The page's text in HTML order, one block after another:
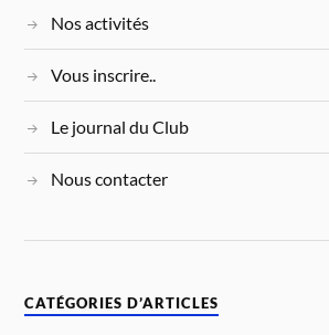
Nos activités
Vous inscrire..
Le journal du Club
Nous contacter
CATÉGORIES D’ARTICLES